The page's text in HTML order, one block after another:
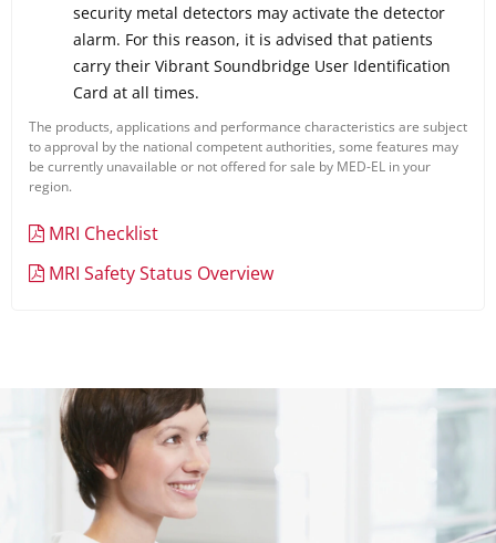
security metal detectors may activate the detector
alarm. For this reason, it is advised that patients
carry their Vibrant Soundbridge User Identification
Card at all times.
The products, applications and performance characteristics are subject
to approval by the national competent authorities, some features may
be currently unavailable or not offered for sale by MED-EL in your
region.
MRI Checklist
MRI Safety Status Overview